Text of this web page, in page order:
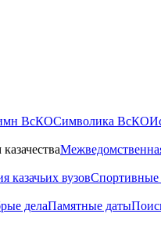
ВсКОСимволика ВсКО
казачьих вузовСпортивные
делаПамятные даты